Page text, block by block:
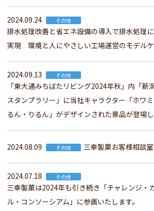
2024.09.24 その他
排水処理改善と省エネ設備の導入で排水処理
実現 環境と人にやさしい工場運営のモデル
2024.09.13 その他
「東大通みちばたリビング2024年秋」内「新
スタンプラリー」に当社キャラクター「ホワ
るん・りるん」がデザインされた景品が登場
2024.08.09 その他 三幸製菓お客様相談
2024.07.18 その他
三幸製菓は2024年も引き続き「チャレンジ・
ル・コンソーシアム」に参画いたします。